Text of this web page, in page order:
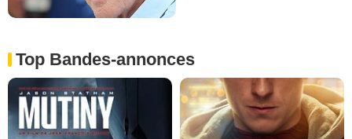
Top Bandes-annonces